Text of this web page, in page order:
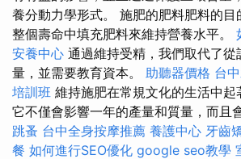
養分動力學形式。 施肥的肥料肥料的目
整個壽命中填充肥料來維持營養水平。
安養中心 通過維持受精，我們取代了從
量，並需要教育資本。 助聽器價格 台
培訓班 維持施肥在常規文化的生活中起
它不僅會影響一年的產量和質量，而且
跳蚤 台中全身按摩推薦 養護中心 牙齒
餐 如何進行SEO優化 google seo教學